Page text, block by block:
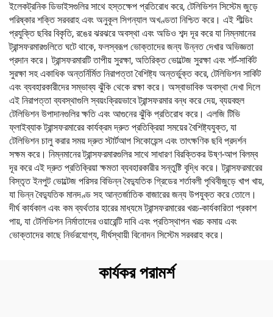
ইলেকট্রনিক ডিভাইসগুলির সাথে হস্তক্ষেপ প্রতিরোধ করে, টেলিভিশন সিস্টেম জুড়ে
পরিষ্কার শক্তি সরবরাহ এবং অনুকূল সিগন্যাল অখণ্ডতা নিশ্চিত করে। এই শীল্ডিং
প্রযুক্তি ছবির বিকৃতি, রঙের ঝরঝরে অবস্থা এবং অডিও শব্দ দূর করে যা নিম্নমানের
ট্রান্সফরমারগুলিতে ঘটে থাকে, ফলস্বরূপ ভোক্তাদের জন্য উন্নত দেখার অভিজ্ঞতা
প্রদান করে। ট্রান্সফরমারটি তাপীয় সুরক্ষা, অতিরিক্ত ভোল্টেজ সুরক্ষা এবং শর্ট-সার্কিট
সুরক্ষা সহ একাধিক অন্তর্নির্মিত নিরাপত্তা বৈশিষ্ট্য অন্তর্ভুক্ত করে, টেলিভিশন সার্কিট
এবং ব্যবহারকারীদের সম্ভাব্য ঝুঁকি থেকে রক্ষা করে। অস্বাভাবিক অবস্থা দেখা দিলে
এই নিরাপত্তা ব্যবস্থাগুলি স্বয়ংক্রিয়ভাবে ট্রান্সফরমার বন্ধ করে দেয়, ব্যয়বহুল
টেলিভিশন উপাদানগুলির ক্ষতি এবং আগুনের ঝুঁকি প্রতিরোধ করে। এলজি টিভি
ফ্লাইব্যাক ট্রান্সফরমারের কার্যক্রম দ্রুত প্রতিক্রিয়া সময়ের বৈশিষ্ট্যযুক্ত, যা
টেলিভিশন চালু করার সময় দ্রুত স্টার্টআপ সিকোয়েন্স এবং তাৎক্ষণিক ছবি প্রদর্শন
সক্ষম করে। নিম্নমানের ট্রান্সফরমারগুলির সাথে সাধারণ বিরক্তিকর উষ্ণ-আপ বিলম্ব
দূর করে এই দ্রুত প্রতিক্রিয়া ক্ষমতা ব্যবহারকারীর সন্তুষ্টি বৃদ্ধি করে। ট্রান্সফরমারের
বিস্তৃত ইনপুট ভোল্টেজ পরিসর বিভিন্ন বৈদ্যুতিক গ্রিডের শর্তাবলী পৃথিবীজুড়ে খাপ খায়,
যা ভিন্ন বৈদ্যুতিক মানদণ্ড সহ আন্তর্জাতিক বাজারের জন্য উপযুক্ত করে তোলে।
দীর্ঘ কার্যকাল এবং কম ব্যর্থতার হারের মাধ্যমে ট্রান্সফরমারের খরচ-কার্যকারিতা প্রকাশ
পায়, যা টেলিভিশন নির্মাতাদের ওয়ারেন্টি দাবি এবং প্রতিস্থাপন খরচ কমায় এবং
ভোক্তাদের কাছে নির্ভরযোগ্য, দীর্ঘস্থায়ী বিনোদন সিস্টেম সরবরাহ করে।
কার্যকর পরামর্শ